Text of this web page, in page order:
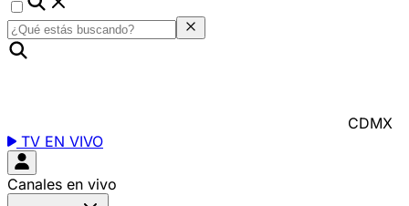
CDMX
TV EN VIVO
Canales en vivo